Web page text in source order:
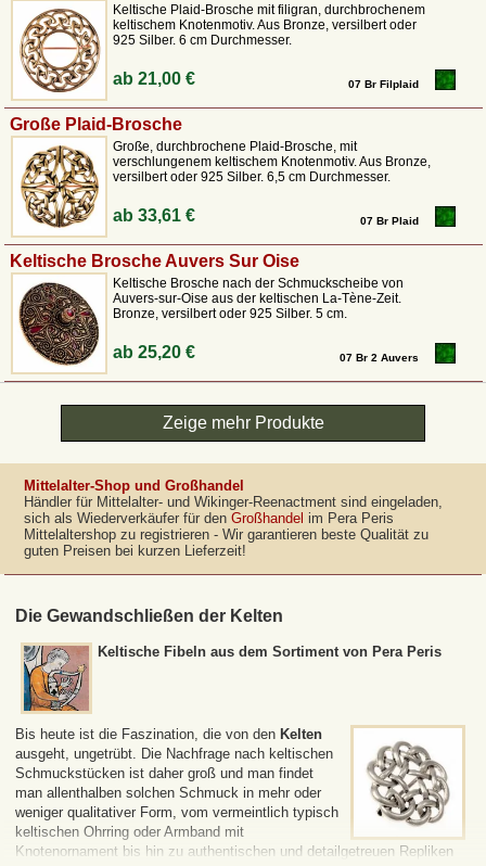
Keltische Plaid-Brosche mit filigran, durchbrochenem
keltischem Knotenmotiv. Aus Bronze, versilbert oder
925 Silber. 6 cm Durchmesser.
ab21,00 € 07 Br Filplaid
Große Plaid-Brosche
Große, durchbrochene Plaid-Brosche, mit
verschlungenem keltischem Knotenmotiv. Aus Bronze,
versilbert oder 925 Silber. 6,5 cm Durchmesser.
ab33,61 € 07 Br Plaid
Keltische Brosche Auvers Sur Oise
Keltische Brosche nach der Schmuckscheibe von
Auvers-sur-Oise aus der keltischen La-Tène-Zeit.
Bronze, versilbert oder 925 Silber. 5 cm.
ab25,20 € 07 Br 2 Auvers
Zeige mehr Produkte
Mittelalter-Shop und Großhandel
Händler für Mittelalter- und Wikinger-Reenactment sind eingeladen,
sich als Wiederverkäufer für den Großhandel im Pera Peris
Mittelaltershop zu registrieren - Wir garantieren beste Qualität zu
guten Preisen bei kurzen Lieferzeit!
Die Gewandschließen der Kelten
Keltische Fibeln aus dem Sortiment von Pera Peris
Bis heute ist die Faszination, die von den Kelten
ausgeht, ungetrübt. Die Nachfrage nach keltischen
Schmuckstücken ist daher groß und man findet
man allenthalben solchen Schmuck in mehr oder
weniger qualitativer Form, vom vermeintlich typisch
keltischen Ohrring oder Armband mit
Knotenornament bis hin zu authentischen und detailgetreuen Repliken